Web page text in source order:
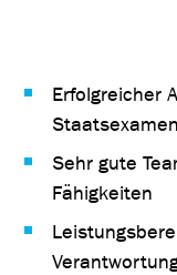
Erfolgreicher
Sehr gute
Fähigkeiten